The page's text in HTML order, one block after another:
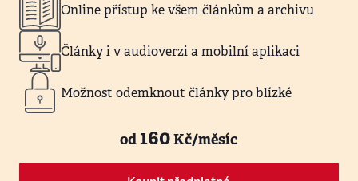
Online přístup ke všem článkům a archivu
Články i v audioverzi a mobilní aplikaci
Možnost odemknout články pro blízké
od160Kč/měsíc